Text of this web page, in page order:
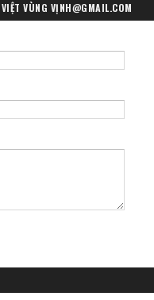
VÙNG VỊNH@GMAIL.COM